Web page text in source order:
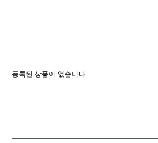
등록된 상품이 없습니다.